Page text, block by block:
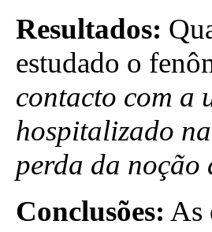
Resultados:
estudado o
contacto com a
hospitalizado
perda da noção
Conclusões: As